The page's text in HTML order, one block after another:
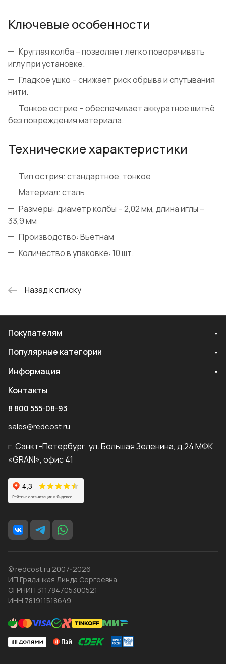
Ключевые особенности
Круглая колба – позволяет легко поворачивать
иглу при установке.
Гладкое ушко – снижает риск обрыва и спутывания
нити.
Тонкое острие – обеспечивает аккуратное шитьё
без повреждения материала.
Технические характеристики
Тип острия: стандартное, тонкое
Материал: сталь
Размеры: диаметр колбы – 2,02 мм, длина иглы –
33,9 мм
Производство: Вьетнам
Количество в упаковке: 10 шт.
Назад к списку
Покупателям
Популярные категории
Информация
Контакты
8 800 555-08-93
sales@redcost.ru
г. Санкт-Петербург, ул. Большая Зеленина, д.24 МФК
«GRANI», офис 41
© redcost.ru 2007-2026
ИП Грядицкая Линда Сергеевна
ОГРНИП 311784705300521
ИНН 781911518649